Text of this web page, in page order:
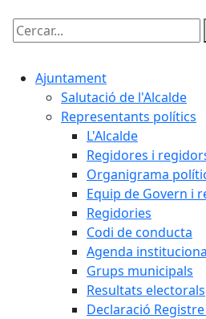
Cercar:
Ajuntament
Salutació de l'Alcalde
Representants polítics
L'Alcalde
Regidores i
Organigrama
Equip de Govern i
Regidories
Codi de conducta
Agenda
Grups municipals
Resultats electorals
Declaració